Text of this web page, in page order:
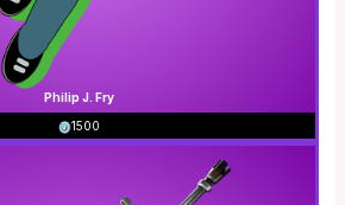
Philip J. Fry
1500